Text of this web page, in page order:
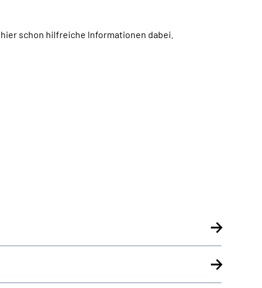
schon hilfreiche Informationen dabei.